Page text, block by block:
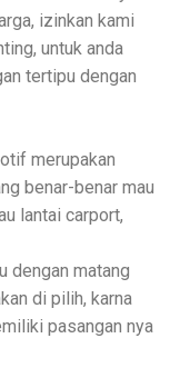
izinkan kami
untuk anda
tertipu dengan
merupakan
benar-benar mau
lantai carport,
dengan matang
di pilih, karna
pasangan nya